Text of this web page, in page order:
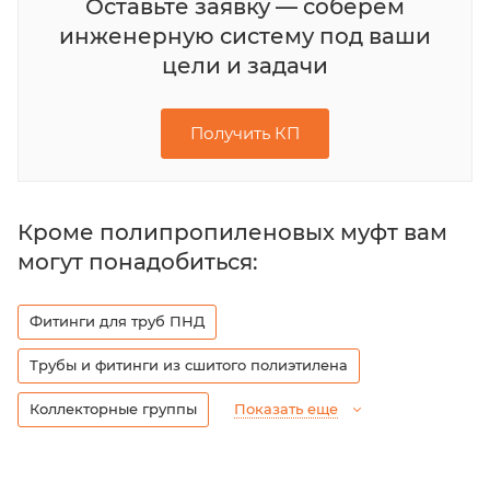
Оставьте заявку — соберем
инженерную систему под ваши
цели и задачи
Получить КП
Кроме полипропиленовых муфт вам
могут понадобиться:
Фитинги для труб ПНД
Трубы и фитинги из сшитого полиэтилена
Коллекторные группы Показать еще